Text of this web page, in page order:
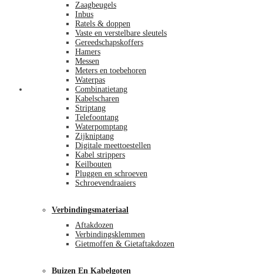
Zaagbeugels
Inbus
Ratels & doppen
Vaste en verstelbare sleutels
Gereedschapskoffers
Hamers
Messen
Meters en toebehoren
Waterpas
Combinatietang
Kabelscharen
Striptang
Telefoontang
Waterpomptang
Zijkniptang
Digitale meettoestellen
Kabel strippers
Keilbouten
Pluggen en schroeven
Schroevendraaiers
Verbindingsmateriaal
Aftakdozen
Verbindingsklemmen
Gietmoffen & Gietaftakdozen
Buizen En Kabelgoten